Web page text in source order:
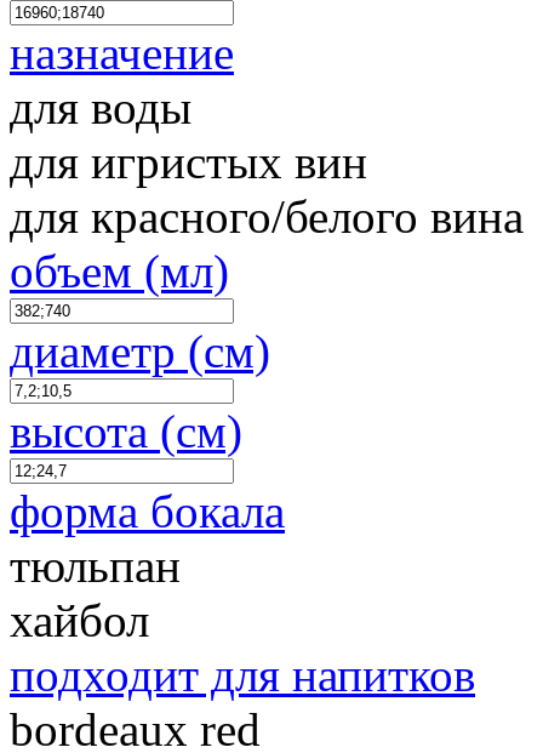
назначение
для воды
для игристых вин
для красного/белого вина
объем (мл)
диаметр (см)
высота (см)
форма бокала
тюльпан
хайбол
подходит для напитков
bordeaux red